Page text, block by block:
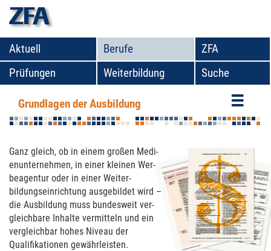
zfa
Aktuell Berufe
ZFA
Prüfungen
Weiterbildung Suche
Grundlagen der Ausbildung
Grundlagen der Ausbildung
Ganz gleich, ob in einem großen Medi­
en­un­ter­neh­men, in einer kleinen Wer­
beagen­tur oder in einer Wei­ter­
bildungs­einrich­tung aus­ge­bildet wird –
die Aus­bil­dung muss bundes­weit ver­
gleichbare Inhalte ver­mit­teln und ein
ver­gleichbar hohes Niveau der
Qualifika­tio­nen gewährleis­ten.